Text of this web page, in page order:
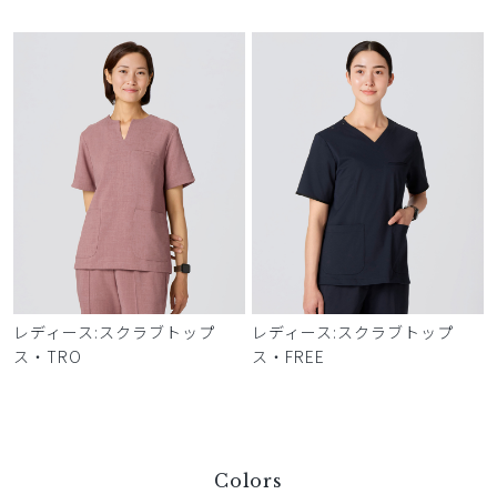
レディース:スクラブトップ
ス・TRO
レディース:スクラブトップ
ス・FREE
Colors